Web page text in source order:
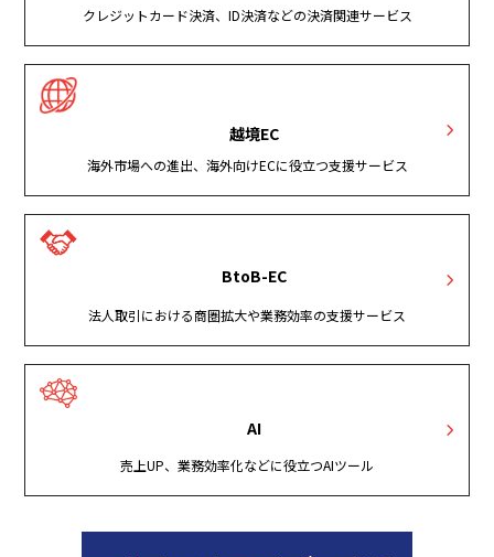
クレジットカード決済、ID決済などの決済関連サービス
越境EC
海外市場への進出、海外向けECに役立つ支援サービス
BtoB-EC
法人取引における商圏拡大や業務効率の支援サービス
AI
売上UP、業務効率化などに役立つAIツール